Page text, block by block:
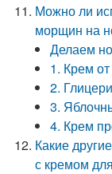
Можно ли
морщин на
Делаем
1. Крем
2.
3.
4. Крем
Какие
с кремом